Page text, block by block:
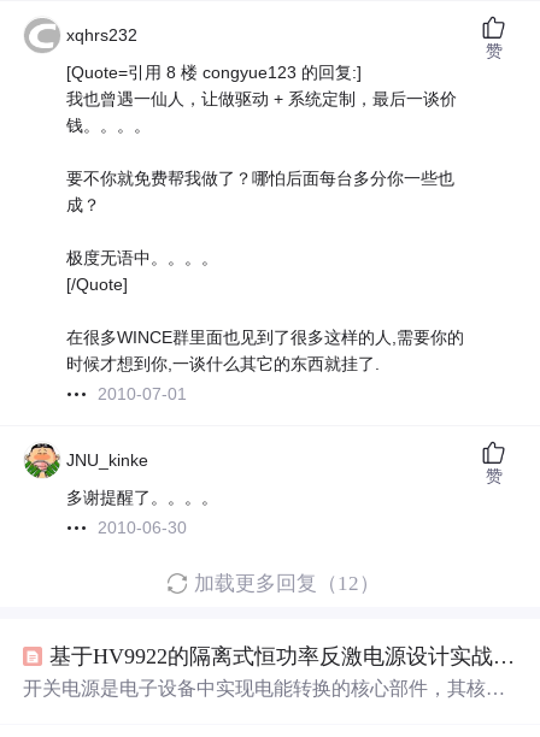
xqhrs232
[Quote=引用 8 楼 congyue123 的回复:]
我也曾遇一仙人，让做驱动 + 系统定制，最后一谈价
钱。。。。
要不你就免费帮我做了？哪怕后面每台多分你一些也
成？
极度无语中。。。。
[/Quote]
在很多WINCE群里面也见到了很多这样的人,需要你的
时候才想到你,一谈什么其它的东西就挂了.
2010-07-01
赞
JNU_kinke
多谢提醒了。。。。
2010-06-30
赞
加载更多回复（12）
基于HV9922的隔离式恒功率反激电源设计实战与原理详解
开关电源是电子设备中实现电能转换的核心部件，其核心